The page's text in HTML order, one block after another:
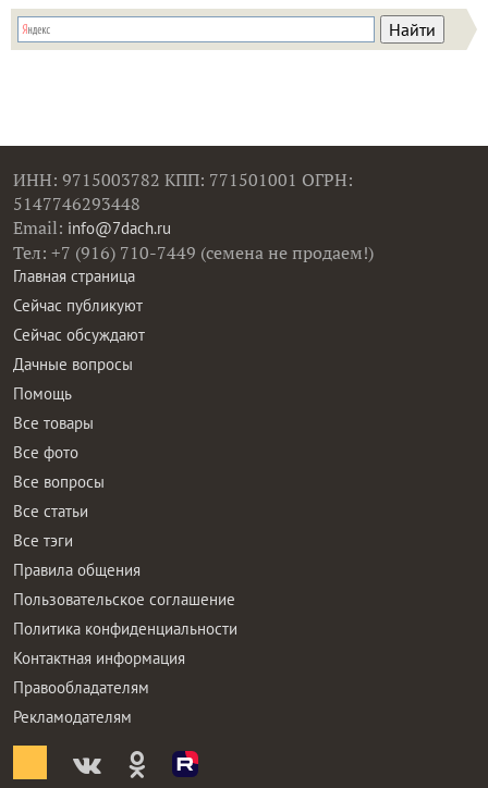
ИНН: 9715003782 КПП: 771501001 ОГРН:
5147746293448
Email: info@7dach.ru
Тел: +7 (916) 710-7449 (семена не продаем!)
Главная страница
Сейчас публикуют
Сейчас обсуждают
Дачные вопросы
Помощь
Все товары
Все фото
Все вопросы
Все статьи
Все тэги
Правила общения
Пользовательское соглашение
Политика конфиденциальности
Контактная информация
Правообладателям
Рекламодателям